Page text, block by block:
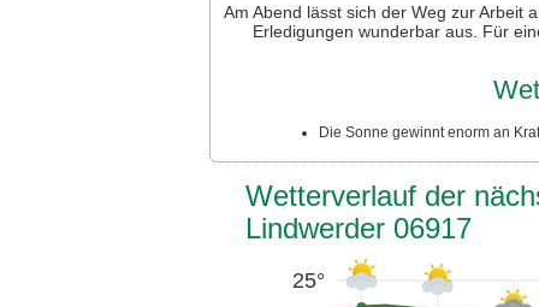
Am Abend lässt sich der Weg zur Arbeit
Erledigungen wunderbar aus. Für
Die Sonne gewinnt enorm an
Wetterverlauf der
Lindwerder 06917
25°